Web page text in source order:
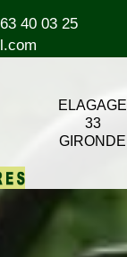
40 03 25
ELAGAGE
33
GIRONDE